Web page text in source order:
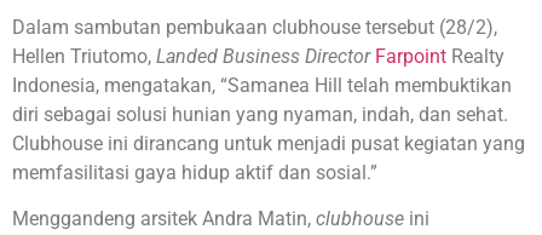
Dalam sambutan pembukaan clubhouse tersebut (28/2),
Hellen Triutomo, Landed Business Director Farpoint Realty
Indonesia, mengatakan, “Samanea Hill telah membuktikan
diri sebagai solusi hunian yang nyaman, indah, dan sehat.
Clubhouse ini dirancang untuk menjadi pusat kegiatan yang
memfasilitasi gaya hidup aktif dan sosial.”
Menggandeng arsitek Andra Matin, clubhouse ini